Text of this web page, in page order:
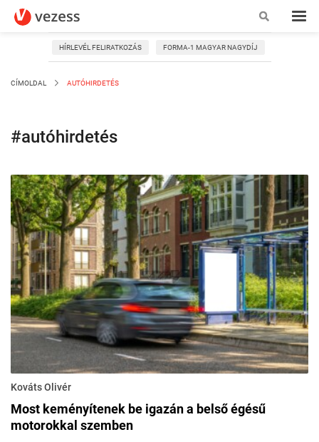
HÍRLEVÉL FELIRATKOZÁS FORMA-1 MAGYAR NAGYDÍJ
CÍMOLDAL AUTÓHIRDETÉS
#autóhirdetés
Kováts Olivér
Most keményítenek be igazán a belső égésű
motorokkal szemben